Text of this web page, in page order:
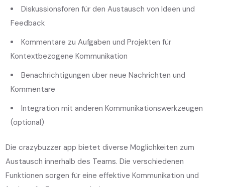
Diskussionsforen für den Austausch von Ideen und
Feedback
Kommentare zu Aufgaben und Projekten für
Kontextbezogene Kommunikation
Benachrichtigungen über neue Nachrichten und
Kommentare
Integration mit anderen Kommunikationswerkzeugen
(optional)
Die crazybuzzer app bietet diverse Möglichkeiten zum
Austausch innerhalb des Teams. Die verschiedenen
Funktionen sorgen für eine effektive Kommunikation und